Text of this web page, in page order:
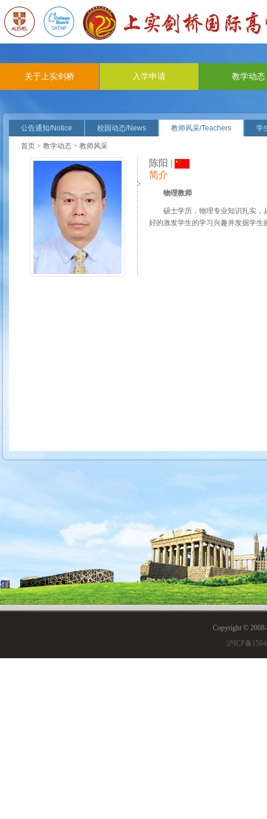
关于上实剑桥 入学申请 教学动态
公告通知/Notice 校园动态/News 教师风采/Teachers 学
首页 > 教学动态 > 教师风采
陈阳 |
简介
物理教师
硕士学历，物理专业知识扎实，
好的激发学生的学习兴趣并发掘学生
Copyright ©
沪ICP备